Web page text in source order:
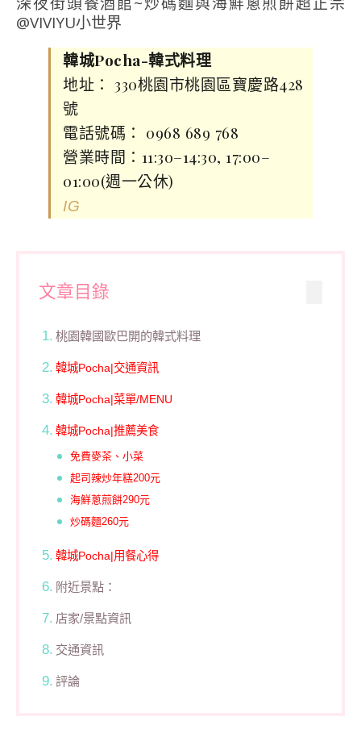
韓城Pocha-韓式料理
地址： 330桃園市桃園區寶慶路428
號
電話號碼： 0968 689 768
營業時間：11:30–14:30, 17:00–
01:00(週一公休)
IG
文章目錄
桃園韓國歐巴開的韓式料理
韓城Pocha|交通資訊
韓城Pocha|菜單/MENU
韓城Pocha|推薦美食
免費麥茶、小菜
起司辣炒年糕200元
海鮮蔥煎餅290元
炒碼麵260元
韓城Pocha|用餐心得
附近景點：
店家/景點資訊
交通資訊
評論